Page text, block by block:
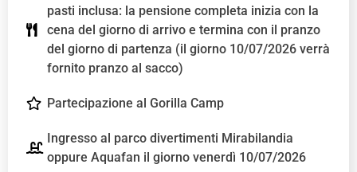
pasti inclusa: la pensione completa inizia con la
cena del giorno di arrivo e termina con il pranzo
del giorno di partenza (il giorno 10/07/2026 verrà
fornito pranzo al sacco)
Partecipazione al Gorilla Camp
Ingresso al parco divertimenti Mirabilandia
oppure Aquafan il giorno venerdì 10/07/2026